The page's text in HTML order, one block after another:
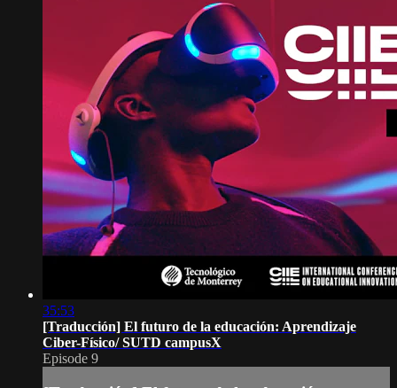
35:53
[Traducción] El futuro de la educación: Aprendizaje
Ciber-Físico/ SUTD campusX
Episode 9